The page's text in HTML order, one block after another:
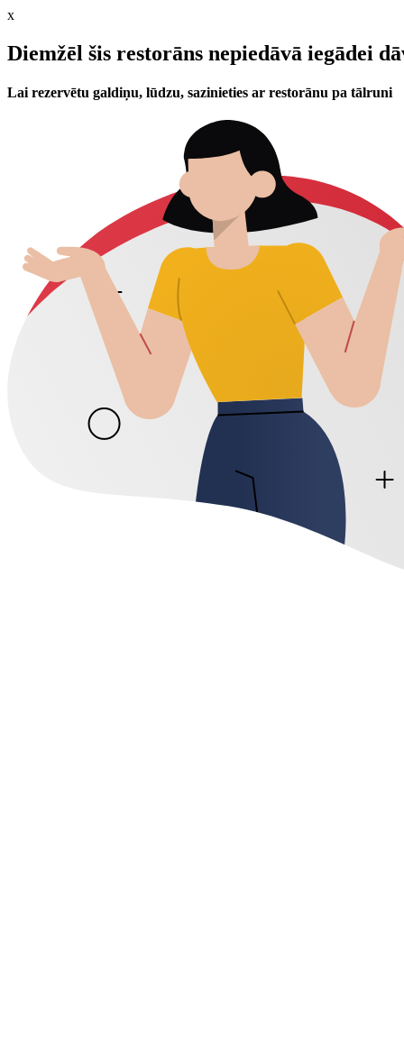
x
Diemžēl šis restorāns nepiedāvā iegādei
Lai rezervētu galdiņu, lūdzu, sazinieties ar restorānu pa tālruni